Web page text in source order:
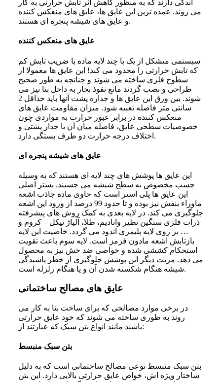
اندکی دارند که به منظور کاهش اثر تابش حرارتی به کار
می‌ روند. عمده‌ ترین این عایق‌ ها، عایق‌ های منعکس کننده
و عایق‌ های شیشه پنجره‌ ای هستند.
عایق های منعکس کننده
سیستمی متشکل از یک یا چند لایه ماده با ضریب تابش کم
که تابش حرارتی را محدود می‌ کند! این عایق‌ ها معمولا از
سطوح فلزی ساخته می‌ شوند و چنانچه به طور صحیح
طراحی و نصب گردند مانع نفوذ بخار به داخل بنا نیز می‌
شوند. بین ورق این عایق‌ ها و جداره پشت آنها باید حداقل 2
سانتی‌ متر فاصله تعبیه شود. میزان مقاومت عایق‌ های
منعکس کننده در برابر عبور حرارت به مواردی چون
خصوصیات سطحی عایق، فاصله میان آن با جدار پشتی و
اختلاف درجه حرارت دو طرف بستگی دارد.
عایق های شیشه پنجره ای
این عایق‌ ها پوشش‌ های چند لایه‌ ای هستند که به وسیله
چسب مخصوص به سطح شیشه می‌ چسبند. بستر اصلی
این عایق‌ ها پلی استر است که حاوی ماده جاذب اشعه
ماوراء بنفش نیز بوده و تا حدود 99 درصد از ورود این اشعه
جلوگیری می‌ کند. در لایه بعدی به کمک روش‌ های پیشرفته
ذرات فلزی سنگین نظیر وانادیم، طلا، آلیاژ نیکل – کروم و
… بر روی لایه پلیمری اندود می‌ گردد. خاصیت این لایه
بازتابش اشعه مادون قرمز است. لایه سوم باعث تقویت
استحکام کششی شده و خواصی ضد خش نیز به محصول
می‌ دهد. مزیت دیگر این پوشش جلوگیری از خطر پاشیدگی
شیشه هنگام شکسته شدن آن و یا هنگام زلزله است.
عایق های مصالح ساختمانی
در برخی موارد مصالحی که برای ساخت بنا به کار می‌
روند به طوری ساخته می‌ شوند که خود عایق حرارتی
باشند مانند انواع بتن سبک که عبارتند از:
بتن سبک منبسط
بتن سبک منبسط نوعی مصالح ساختمانی است که به دلیل
ساختار ویژه‌ اش، خواص عایق حرارتی بالایی دارد. این بتن